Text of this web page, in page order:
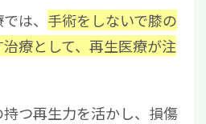
は、 手術をしないで膝の
療として、再生医療が注
つ再生力を活かし、損傷